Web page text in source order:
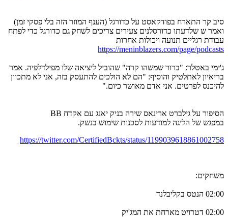
סיב קר התארח בפודקאסט על כדורגל (הענף המוזר הזה בלי פסקי זמן)
ואמר ש שלדעתו כדורסלנים צעירים צריכים לשחק גם כדורגל כדי לפתח
עבודת רגליים תנועה ויכולות אחרות
https://meninblazers.com/page/podcasts
ג'ימי באטלר: "ברור שמשהו קרה" שהוביל ליציאה שלו מפילדלפיה. אמר
בריאיון לאתלטיק והוסיף: "הם לא הולכים להתעסק בזה, אני לא מתכוון
להיכנס לפרטים. אני אדם מאושר כיום."
הסיפור על גילברט ארינאס שירה בניק יאנג עם אקדח BB
במפגש של הליגה למודעות לסכנות שימוש בנשק.
https://twitter.com/CertifiedBckts/status/1199039618861002758
משחקים:
02:00 הנטס בקליבלנד
02:00 דטרויט מארחת את המג'יק